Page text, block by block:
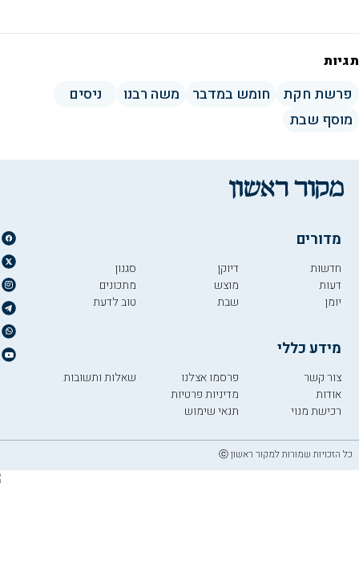
תגיות
פרשת חקת חומש במדבר משה רבנו
ניסים
מוסף שבת
מדורים
חדשות
דעות
יומן
דיוקן
מוצש
שבת
סגנון
מתכונים
טוב לדעת
מידע כללי
צור קשר
אודות
רכישת מנוי
פרסמו אצלנו
מדיניות פרטיות
תנאי שימוש
שאלות ותשובות
כל הזכויות שמורות למקור ראשון ⓒ